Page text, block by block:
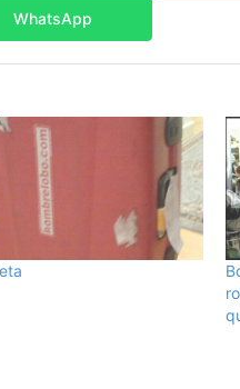
WhatsApp